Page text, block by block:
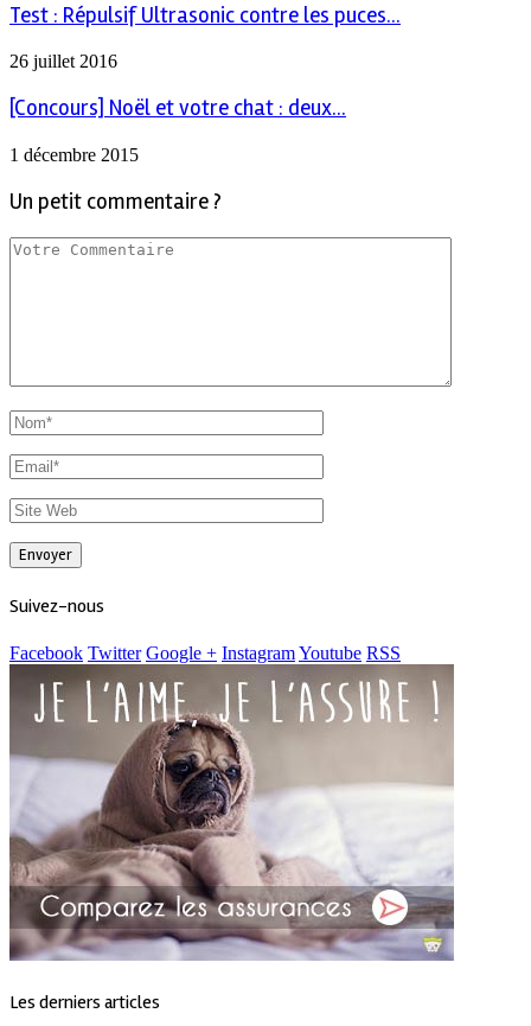
Test : Répulsif Ultrasonic contre les puces...
26 juillet 2016
[Concours] Noël et votre chat : deux...
1 décembre 2015
Un petit commentaire ?
Suivez-nous
Facebook Twitter Google + InstagramYoutube RSS
Les derniers articles